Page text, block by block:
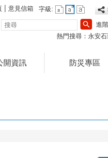
意見信箱
字級:
搜
尋
進
熱門搜尋： 永安
開資訊 防災專區